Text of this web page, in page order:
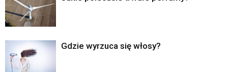
Gdzie wyrzuca się włosy?